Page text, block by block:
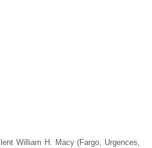
William H. Macy (Fargo, Urgences,